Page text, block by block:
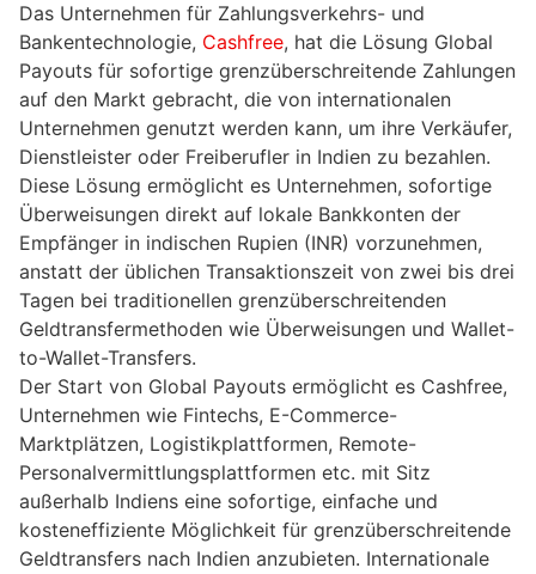
Das Unternehmen für Zahlungsverkehrs- und
Bankentechnologie, Cashfree, hat die Lösung Global
Payouts für sofortige grenzüberschreitende Zahlungen
auf den Markt gebracht, die von internationalen
Unternehmen genutzt werden kann, um ihre Verkäufer,
Dienstleister oder Freiberufler in Indien zu bezahlen.
Diese Lösung ermöglicht es Unternehmen, sofortige
Überweisungen direkt auf lokale Bankkonten der
Empfänger in indischen Rupien (INR) vorzunehmen,
anstatt der üblichen Transaktionszeit von zwei bis drei
Tagen bei traditionellen grenzüberschreitenden
Geldtransfermethoden wie Überweisungen und Wallet-
to-Wallet-Transfers.
Der Start von Global Payouts ermöglicht es Cashfree,
Unternehmen wie Fintechs, E-Commerce-
Marktplätzen, Logistikplattformen, Remote-
Personalvermittlungsplattformen etc. mit Sitz
außerhalb Indiens eine sofortige, einfache und
kosteneffiziente Möglichkeit für grenzüberschreitende
Geldtransfers nach Indien anzubieten. Internationale